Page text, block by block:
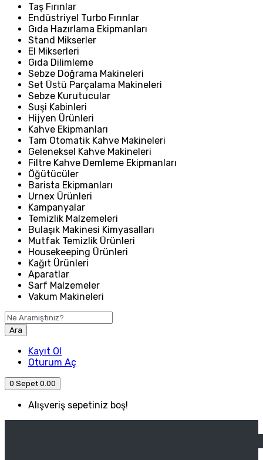
Taş Fırınlar
Endüstriyel Turbo Fırınlar
Gıda Hazırlama Ekipmanları
Stand Mikserler
El Mikserleri
Gıda Dilimleme
Sebze Doğrama Makineleri
Set Üstü Parçalama Makineleri
Sebze Kurutucular
Suşi Kabinleri
Hijyen Ürünleri
Kahve Ekipmanları
Tam Otomatik Kahve Makineleri
Geleneksel Kahve Makineleri
Filtre Kahve Demleme Ekipmanları
Öğütücüler
Barista Ekipmanları
Urnex Ürünleri
Kampanyalar
Temizlik Malzemeleri
Bulaşık Makinesi Kimyasalları
Mutfak Temizlik Ürünleri
Housekeeping Ürünleri
Kağıt Ürünleri
Aparatlar
Sarf Malzemeler
Vakum Makineleri
Ara
Kayıt Ol
Oturum Aç
0 Sepet 0.00
Alışveriş sepetiniz boş!